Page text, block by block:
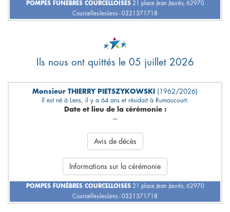
POMPES FUNÈBRES COURCELLOISES21 place Jean Jaurès, 62970
Courcelles-les-Lens - 0321371718
Ils nous ont quittés le 05 juillet 2026
Monsieur THIERRY PIETSZYKOWSKI (1962/2026)
Il est né à Lens, il y a 64 ans et résidait à Rumaucourt.
Date et lieu de la cérémonie :
---
Avis de décès
Informations sur la cérémonie
POMPES FUNÈBRES COURCELLOISES21 place Jean Jaurès, 62970
Courcelles-les-Lens - 0321371718